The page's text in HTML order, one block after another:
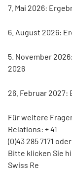
7. Mai 2026:
6. August 2026:
5. November
2026
26. Februar 2027:
Für weitere
Relations: + 41
(0)43 285 7171
Bitte klicken Sie
Swiss Re